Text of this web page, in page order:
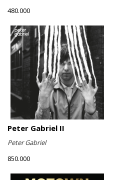
480.000
Peter Gabriel II
Peter Gabriel
850.000